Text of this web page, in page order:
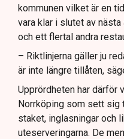
kommunen vilket är en
vara klar i slutet av
och ett flertal andra
– Riktlinjerna gäller ju
är inte längre tillåten,
Upprördheten har därför
Norrköping som sett sig
staket, inglasningar och
uteserveringarna. De